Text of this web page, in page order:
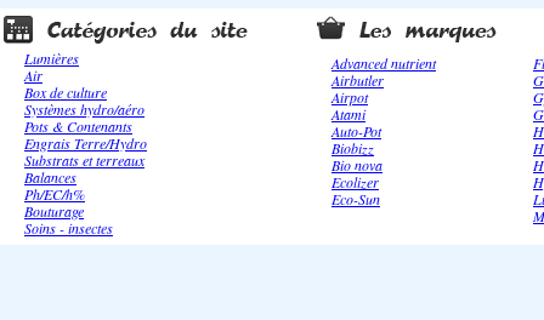
Lumières
Air
Box de culture
Systèmes hydro/aéro
Pots & Contenants
Engrais Terre/Hydro
Substrats et terreaux
Balances
Ph/EC/h%
Bouturage
Soins - insectes
Advanced nutrient
Airbutler
Airpot
Atami
Auto-Pot
Biobizz
Bio nova
Ecolizer
Eco-Sun